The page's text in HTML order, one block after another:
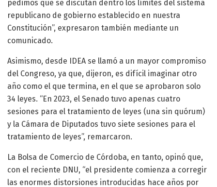
pedimos que se discutan dentro los límites del sistema
republicano de gobierno establecido en nuestra
Constitución”, expresaron también mediante un
comunicado.
Asimismo, desde IDEA se llamó a un mayor compromiso
del Congreso, ya que, dijeron, es difícil imaginar otro
año como el que termina, en el que se aprobaron solo
34 leyes. “En 2023, el Senado tuvo apenas cuatro
sesiones para el tratamiento de leyes (una sin quórum)
y la Cámara de Diputados tuvo siete sesiones para el
tratamiento de leyes”, remarcaron.
La Bolsa de Comercio de Córdoba, en tanto, opinó que,
con el reciente DNU, “el presidente comienza a corregir
las enormes distorsiones introducidas hace años por